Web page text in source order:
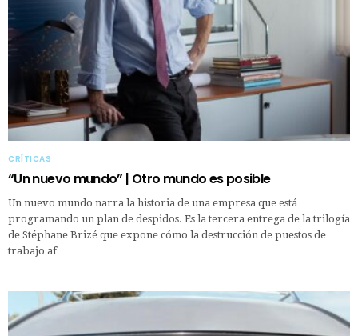
CRÍTICAS
“Un nuevo mundo” | Otro mundo es posible
Un nuevo mundo narra la historia de una empresa que está
programando un plan de despidos. Es la tercera entrega de la trilogía
de Stéphane Brizé que expone cómo la destrucción de puestos de
trabajo af…